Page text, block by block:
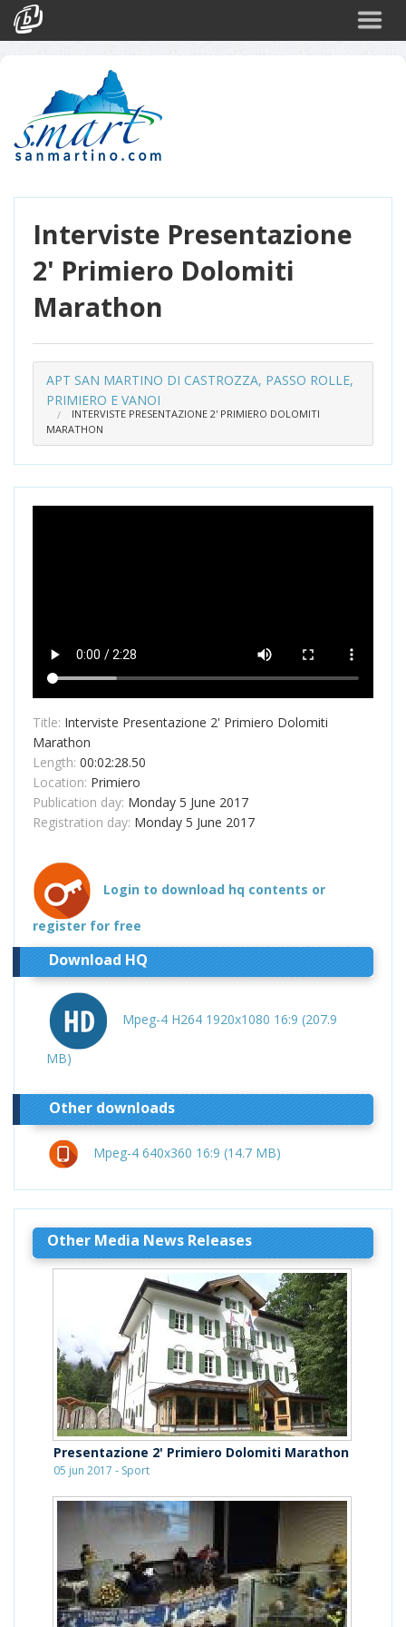
Events
Interviste Presentazione
2' Primiero Dolomiti
Marathon
APT SAN MARTINO DI CASTROZZA, PASSO ROLLE,
PRIMIERO E VANOI
INTERVISTE PRESENTAZIONE 2' PRIMIERO DOLOMITI
MARATHON
Title: Interviste Presentazione 2' Primiero Dolomiti
Marathon
Length: 00:02:28.50
Location: Primiero
Publication day: Monday 5 June 2017
Registration day: Monday 5 June 2017
Login to download hq contents or
register for free
Download HQ
Mpeg-4 H264 1920x1080 16:9 (207.9
MB)
Other downloads
Mpeg-4 640x360 16:9 (14.7 MB)
Other Media News Releases
Presentazione 2' Primiero Dolomiti Marathon
05 jun 2017 - Sport